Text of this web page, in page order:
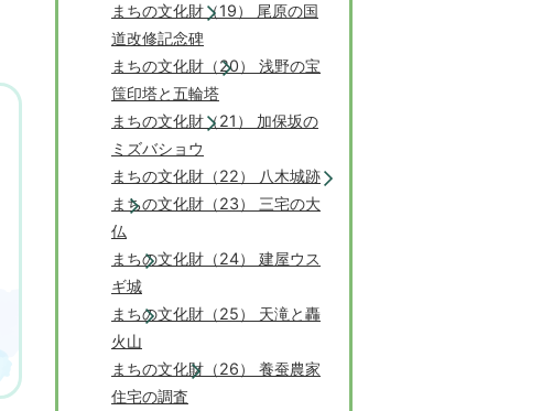
まちの文化財（19） 尾原の国
道改修記念碑
まちの文化財（20） 浅野の宝
筺印塔と五輪塔
まちの文化財（21） 加保坂の
ミズバショウ
まちの文化財（22） 八木城跡
まちの文化財（23） 三宅の大
仏
まちの文化財（24） 建屋ウス
ギ城
まちの文化財（25） 天滝と轟
火山
まちの文化財（26） 養蚕農家
住宅の調査